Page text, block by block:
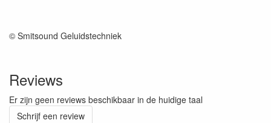
© Smitsound Geluidstechniek
Reviews
Er zijn geen reviews beschikbaar in de huidige taal
Schrijf een review